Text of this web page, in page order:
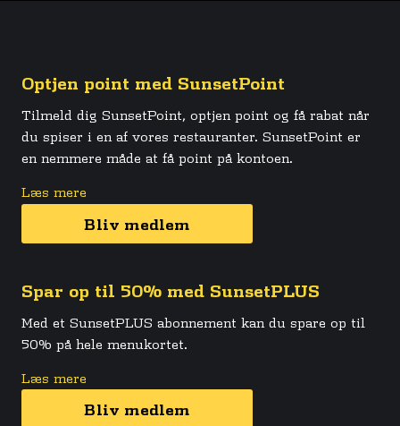
Optjen point med SunsetPoint
Tilmeld dig SunsetPoint, optjen point og få rabat når
du spiser i en af vores restauranter. SunsetPoint er
en nemmere måde at få point på kontoen.
Læs mere
Bliv medlem
Spar op til 50% med SunsetPLUS
Med et SunsetPLUS abonnement kan du spare op til
50% på hele menukortet.
Læs mere
Bliv medlem